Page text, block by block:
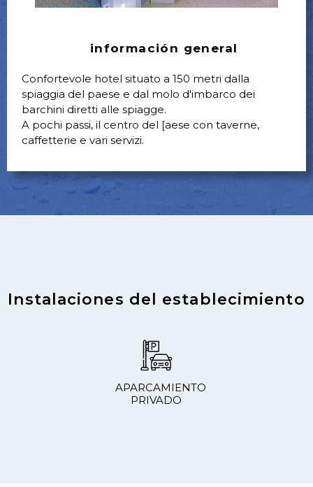
información general
Confortevole hotel situato a 150 metri dalla
spiaggia del paese e dal molo d'imbarco dei
barchini diretti alle spiagge.
A pochi passi, il centro del [aese con taverne,
caffetterie e vari servizi.
Instalaciones del establecimiento
APARCAMIENTO
PRIVADO